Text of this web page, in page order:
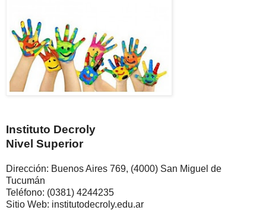
Instituto Decroly
Nivel Superior
Dirección: Buenos Aires 769, (4000) San Miguel de
Tucumán
Teléfono: (0381) 4244235
Sitio Web: institutodecroly.edu.ar